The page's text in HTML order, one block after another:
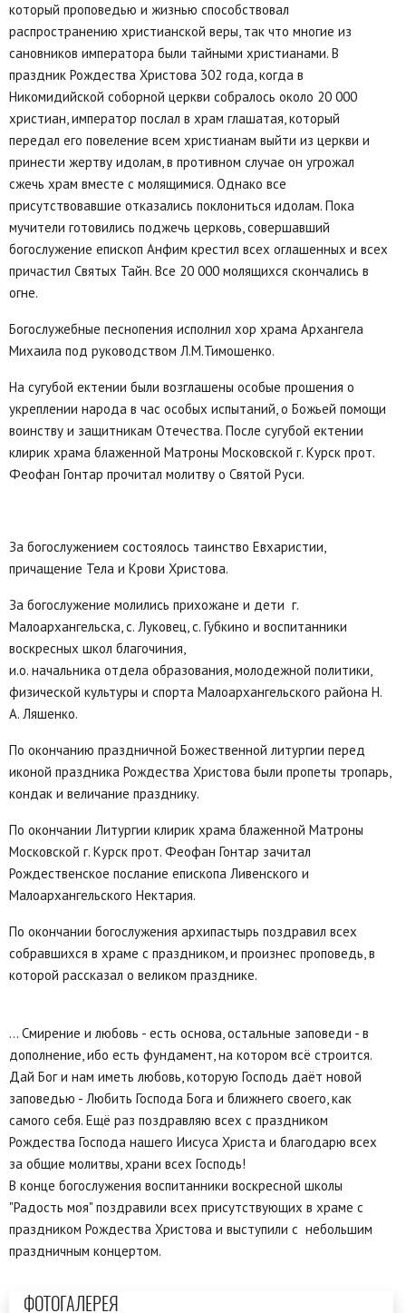
который проповедью и жизнью способствовал
распространению христианской веры, так что многие из
сановников императора были тайными христианами. В
праздник Рождества Христова 302 года, когда в
Никомидийской соборной церкви собралось около 20 000
христиан, император послал в храм глашатая, который
передал его повеление всем христианам выйти из церкви и
принести жертву идолам, в противном случае он угрожал
сжечь храм вместе с молящимися. Однако все
присутствовавшие отказались поклониться идолам. Пока
мучители готовились поджечь церковь, совершавший
богослужение епископ Анфим крестил всех оглашенных и всех
причастил Святых Тайн. Все 20 000 молящихся скончались в
огне.
Богослужебные песнопения исполнил хор храма Архангела
Михаила под руководством Л.М.Тимошенко.
На сугубой ектении были возглашены особые прошения о
укреплении народа в час особых испытаний, о Божьей помощи
воинству и защитникам Отечества. После сугубой ектении
клирик храма блаженной Матроны Московской г. Курск прот.
Феофан Гонтар прочитал молитву о Святой Руси.
За богослужением состоялось таинство Евхаристии,
причащение Тела и Крови Христова.
За богослужение молились прихожане и дети г.
Малоархангельска, с. Луковец, с. Губкино и воспитанники
воскресных школ благочиния,
и.о. начальника отдела образования, молодежной политики,
физической культуры и спорта Малоархангельского района Н.
А. Ляшенко.
По окончанию праздничной Божественной литургии перед
иконой праздника Рождества Христова были пропеты тропарь,
кондак и величание празднику.
По окончании Литургии клирик храма блаженной Матроны
Московской г. Курск прот. Феофан Гонтар зачитал
Рождественское послание епископа Ливенского и
Малоархангельского Нектария.
По окончании богослужения архипастырь поздравил всех
собравшихся в храме с праздником, и произнес проповедь, в
которой рассказал о великом празднике.
... Смирение и любовь - есть основа, остальные заповеди - в
дополнение, ибо есть фундамент, на котором всё строится.
Дай Бог и нам иметь любовь, которую Господь даёт новой
заповедью - Любить Господа Бога и ближнего своего, как
самого себя. Ещё раз поздравляю всех с праздником
Рождества Господа нашего Иисуса Христа и благодарю всех
за общие молитвы, храни всех Господь!
В конце богослужения воспитанники воскресной школы
"Радость моя" поздравили всех присутствующих в храме с
праздником Рождества Христова и выступили с небольшим
праздничным концертом.
ФОТОГАЛЕРЕЯ